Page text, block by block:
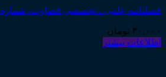
فصلنامه علمی ـ تخصصی قضاوت، شماره ۹۶
۳۰,۰۰۰ تومان
اطلاعات بیشتر